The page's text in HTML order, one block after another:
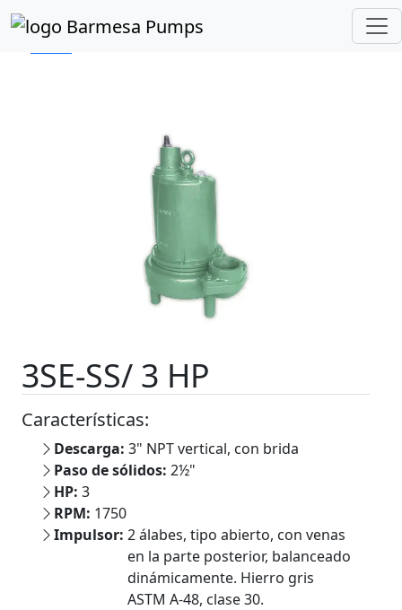
Inicio Catálogo de Productos
3SE-SS/ 3 HP
Características:
Descarga: 3" NPT vertical, con brida
Paso de sólidos: 2½"
HP: 3
RPM: 1750
Impulsor: 2 álabes, tipo abierto, con venas
en la parte posterior, balanceado
dinámicamente. Hierro gris
ASTM A-48, clase 30.